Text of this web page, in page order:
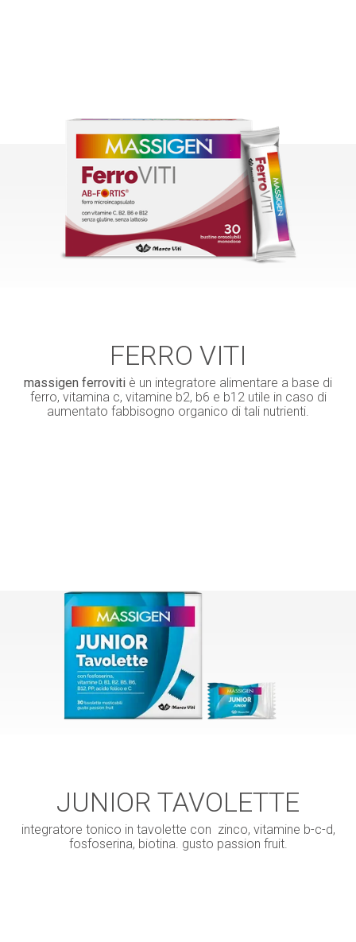
FERRO VITI
massigen ferroviti è un integratore alimentare a base di
ferro, vitamina c, vitamine b2, b6 e b12 utile in caso di
aumentato fabbisogno organico di tali nutrienti.
JUNIOR TAVOLETTE
integratore tonico in tavolette con zinco, vitamine b-c-d,
fosfoserina, biotina. gusto passion fruit.